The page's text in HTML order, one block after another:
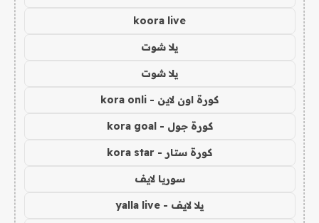
koora live
يلا شوت
يلا شوت
كورة اون لاين - kora onli
كورة جول - kora goal
كورة ستار - kora star
سوريا لايف
يلا لايف - yalla live